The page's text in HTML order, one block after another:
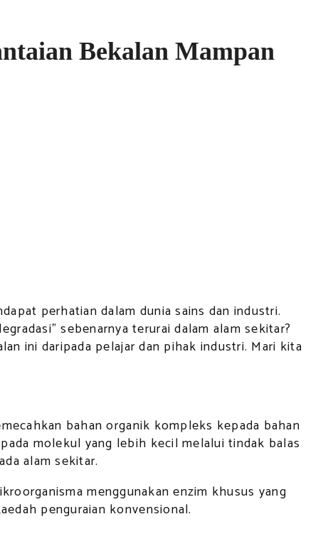
Bekalan Mampan
perhatian dalam dunia sains dan industri.
sebenarnya terurai dalam alam sekitar?
ini daripada pelajar dan pihak industri. Mari kita
bahan organik kompleks kepada bahan
molekul yang lebih kecil melalui tindak balas
alam sekitar.
menggunakan enzim khusus yang
penguraian konvensional.